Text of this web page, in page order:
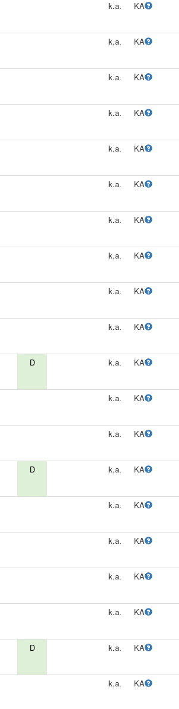
k.a. KA
k.a. KA
k.a. KA
k.a. KA
k.a. KA
k.a. KA
k.a. KA
k.a. KA
k.a. KA
k.a. KA
D k.a. KA
k.a. KA
k.a. KA
D k.a. KA
k.a. KA
k.a. KA
k.a. KA
k.a. KA
D k.a. KA
k.a. KA